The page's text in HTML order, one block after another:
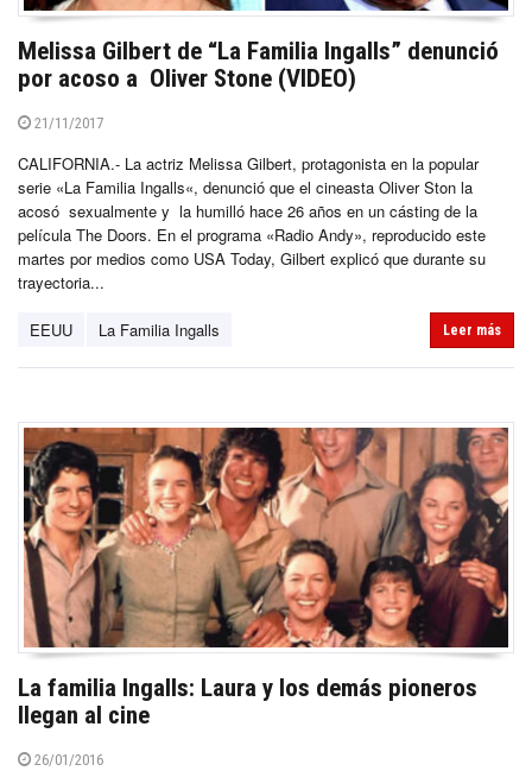
Melissa Gilbert de “La Familia Ingalls” denunció
por acoso a Oliver Stone (VIDEO)
21/11/2017
CALIFORNIA.- La actriz Melissa Gilbert, protagonista en la popular
serie «La Familia Ingalls«, denunció que el cineasta Oliver Ston la
acosó sexualmente y la humilló hace 26 años en un cásting de la
película The Doors. En el programa «Radio Andy», reproducido este
martes por medios como USA Today, Gilbert explicó que durante su
trayectoria...
EEUU La Familia Ingalls Leer más
La familia Ingalls: Laura y los demás pioneros
llegan al cine
26/01/2016